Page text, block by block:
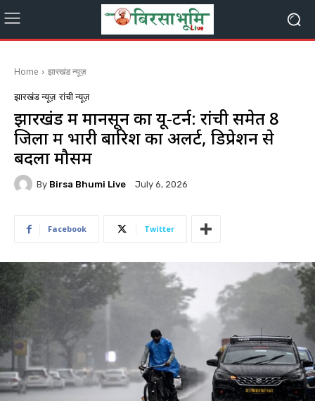
Home झारखंड न्यूज़
झारखंड न्यूज़ रांची न्यूज़
झारखंड में मानसून का यू-टर्न: रांची समेत 8
जिलों में भारी बारिश का अलर्ट, डिप्रेशन से
बदला मौसम
By Birsa Bhumi Live July 6, 2026
Facebook Twitter